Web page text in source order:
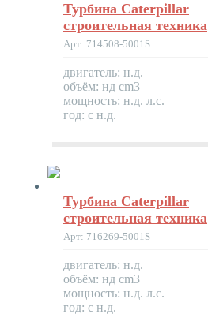
Турбина Caterpillar
строительная техника
Арт: 714508-5001S
двигатель: н.д.
объём: нд cm3
мощность: н.д. л.с.
год: с н.д.
Турбина Caterpillar
строительная техника
Арт: 716269-5001S
двигатель: н.д.
объём: нд cm3
мощность: н.д. л.с.
год: с н.д.